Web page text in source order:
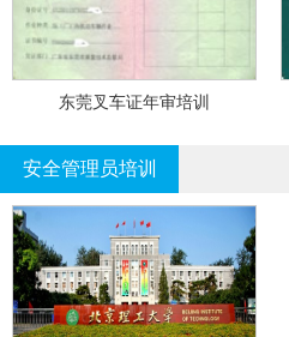
东莞叉车证年审培训
安全管理员培训